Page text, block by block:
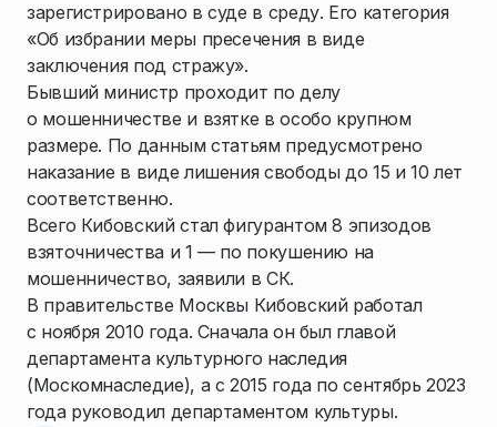
зарегистрировано в суде в среду. Его категория
«Об избрании меры пресечения в виде
заключения под стражу».
Бывший министр проходит по делу
о мошенничестве и взятке в особо крупном
размере. По данным статьям предусмотрено
наказание в виде лишения свободы до 15 и 10 лет
соответственно.
Всего Кибовский стал фигурантом 8 эпизодов
взяточничества и 1 — по покушению на
мошенничество, заявили в СК.
В правительстве Москвы Кибовский работал
с ноября 2010 года. Сначала он был главой
департамента культурного наследия
(Москомнаследие), а с 2015 года по сентябрь 2023
года руководил департаментом культуры.